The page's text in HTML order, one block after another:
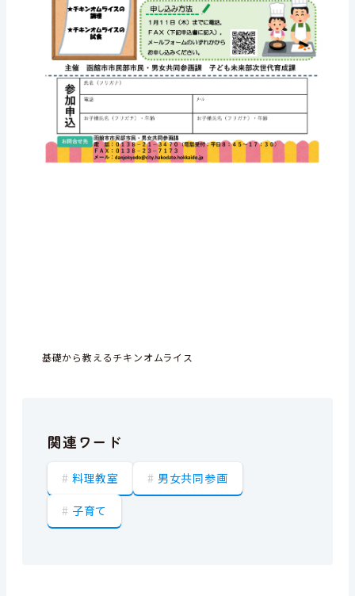
基礎から教えるチキンオムライス
関連ワード
料理教室 男女共同参画
子育て